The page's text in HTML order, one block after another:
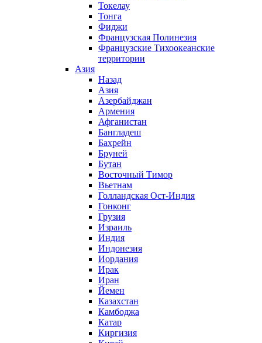
Токелау
Тонга
Фиджи
Французская Полинезия
Французские Тихоокеанские
территории
Азия
Назад
Азия
Азербайджан
Армения
Афганистан
Бангладеш
Бахрейн
Бруней
Бутан
Восточный Тимор
Вьетнам
Голландская Ост-Индия
Гонконг
Грузия
Израиль
Индия
Индонезия
Иордания
Ирак
Иран
Йемен
Казахстан
Камбоджа
Катар
Киргизия